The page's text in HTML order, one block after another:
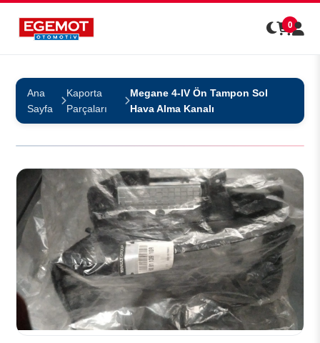
0
Ana
Sayfa
Kaporta
Parçaları
Megane 4-IV Ön Tampon Sol
Hava Alma Kanalı